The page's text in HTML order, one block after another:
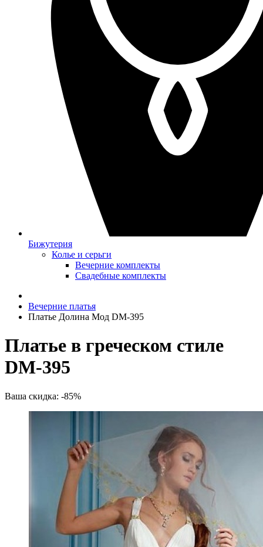
Бижутерия
Колье и серьги
Вечерние комплекты
Свадебные комплекты
Вечерние платья
Платье Долина Мод DM-395
Платье в греческом стиле
DM-395
Ваша скидка: -85%